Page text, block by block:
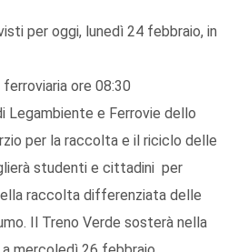
per oggi, lunedì 24 febbraio, in
ore 08:30
Legambiente e Ferrovie dello
per la raccolta e il riciclo delle
studenti e cittadini per
raccolta differenziata delle
Il Treno Verde sosterà nella